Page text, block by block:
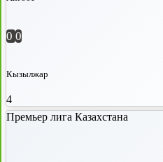
0 0
Кызылжар
4
Премьер лига Казахстана